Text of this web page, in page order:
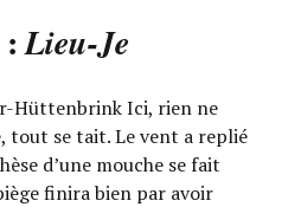
:Lieu-Je
Hüttenbrink Ici, rien ne
tout se tait. Le vent a replié
d’une mouche se fait
finira bien par avoir